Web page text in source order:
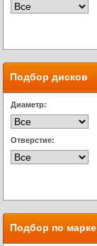
Подбор дисков
Диаметр:
Отверстие:
Подбор по марке